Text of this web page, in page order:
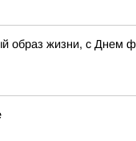
образ жизни, с Днем